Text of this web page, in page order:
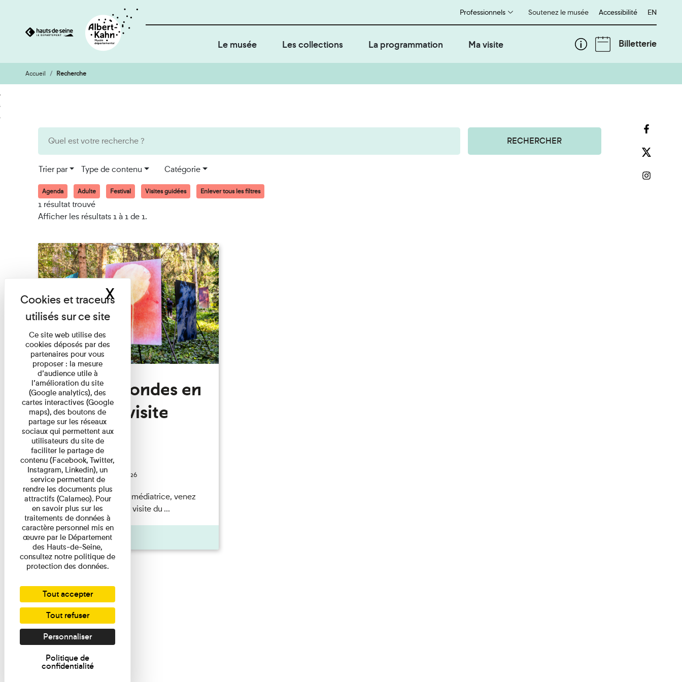
Aller
au
contenu
Aller
à
la
Soutenez le musée
Professionnels Accessibilité English
EN
Le musée Les collections La programmation Ma visite Billetterie
Accueil Recherche
RECHERCHER
Trier par Type de contenu Catégorie
Agenda Adulte Festival Visites guidées Enlever tous les filtres
1 résultat trouvé
Afficher les résultats 1 à 1 de 1.
Festival Mondes en
commun: visite
guidée
Festival
Du 23/08/2026 au 23/08/2026
Accompagnés par une médiatrice, venez
découvrir à travers une visite du ...
Agenda
Ce site web utilise des
cookies déposés par des
partenaires pour vous
proposer : la mesure
d’audience utile à
l’amélioration du site
(Google analytics), des
cartes interactives (Google
maps), des boutons de
partage sur les réseaux
sociaux qui permettent aux
utilisateurs du site de
faciliter le partage de
contenu (Facebook, Twitter,
Instagram, Linkedin), un
service permettant de
rendre les documents plus
attractifs (Calameo). Pour
en savoir plus sur les
traitements de données à
caractère personnel mis en
œuvre par le Département
des Hauts-de-Seine,
consultez notre politique de
protection des données.
Tout accepter
Tout refuser
Personnaliser
Politique de
confidentialité
XMasquer le bandeau des cookies